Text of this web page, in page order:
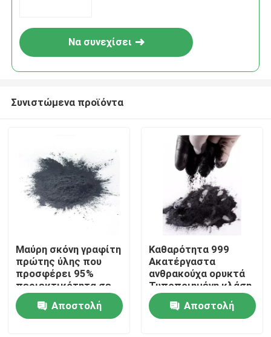
Σπίτι
Προϊόντα
Να συνεχίσει
Συνιστώμενα προϊόντα
Μαύρη σκόνη γραφίτη
πρώτης ύλης που
προσφέρει 95%
περιεκτικότητα σε
άνθρακα και
καθαρότητα 999
κατάλληλη για
Αποστολή
Καθαρότητα 999
Ακατέργαστα
ανθρακούχα ορυκτά
Τυποποιημένη κλάση
Κατάλληλο για τη
χημική επεξεργασία
και βιομηχανικές
Αποστολή